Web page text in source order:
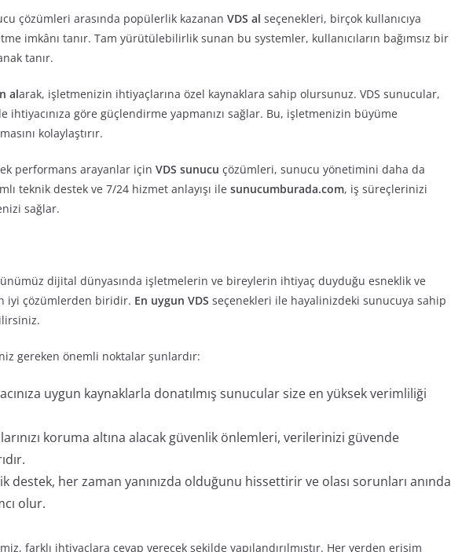
çözümleri arasında popülerlik kazanan VDS al seçenekleri, birçok kullanıcıya
imkânı tanır. Tam yürütülebilirlik sunan bu systemler, kullanıcıların bağımsız bir
tanır.
alarak, işletmenizin ihtiyaçlarına özel kaynaklara sahip olursunuz. VDS sunucular,
ihtiyacınıza göre güçlendirme yapmanızı sağlar. Bu, işletmenizin büyüme
kolaylaştırır.
performans arayanlar için VDS sunucu çözümleri, sunucu yönetimini daha da
teknik destek ve 7/24 hizmet anlayışı ile sunucumburada.com, iş süreçlerinizi
sağlar.
dijital dünyasında işletmelerin ve bireylerin ihtiyaç duyduğu esneklik ve
iyi çözümlerden biridir. En uygun VDS seçenekleri ile hayalinizdeki sunucuya sahip
gereken önemli noktalar şunlardır:
uygun kaynaklarla donatılmış sunucular size en yüksek verimliliği
koruma altına alacak güvenlik önlemleri, verilerinizi güvende
destek, her zaman yanınızda olduğunu hissettirir ve olası sorunları anında
olur.
farklı ihtiyaçlara cevap verecek şekilde yapılandırılmıştır. Her yerden erişim